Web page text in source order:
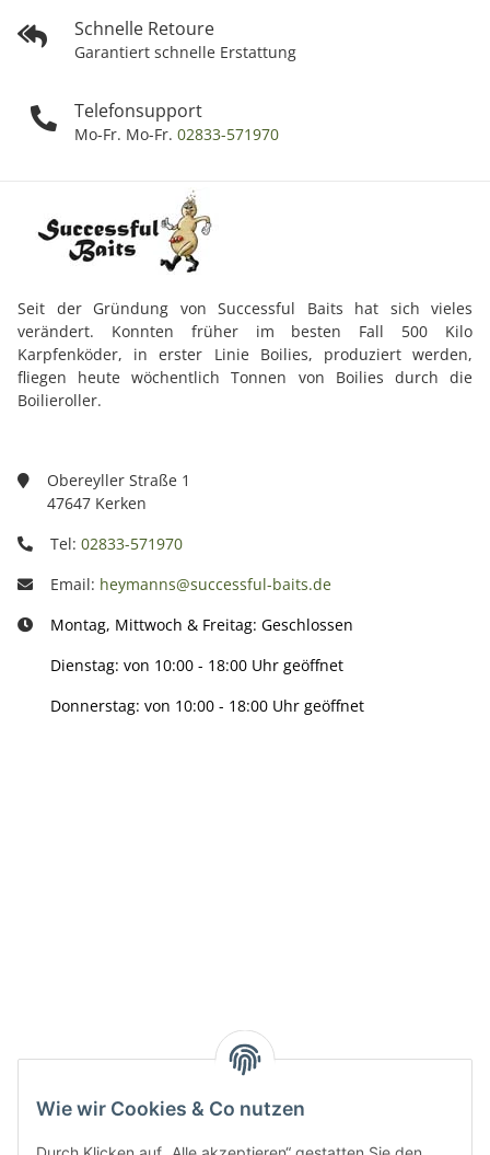
Wie wir Cookies & Co nutzen
Schnelle Retoure
Garantiert schnelle Erstattung
Telefonsupport
Mo-Fr. Mo-Fr. 02833-571970
Seit der Gründung von Successful Baits hat sich vieles
verändert. Konnten früher im besten Fall 500 Kilo
Karpfenköder, in erster Linie Boilies, produziert werden,
fliegen heute wöchentlich Tonnen von Boilies durch die
Boilieroller.
Obereyller Straße 1
47647 Kerken
Tel: 02833-571970
Email: heymanns@successful-baits.de
Montag, Mittwoch & Freitag: Geschlossen
Dienstag: von 10:00 - 18:00 Uhr geöffnet
Donnerstag: von 10:00 - 18:00 Uhr geöffnet